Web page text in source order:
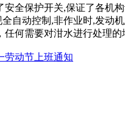
全保护开关,保证了各机
自动控制,非作业时,发动
何需要对泔水进行处理
劳动节上班通知